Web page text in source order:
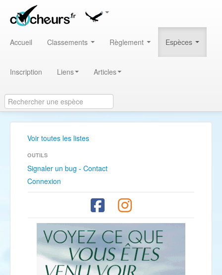
Accueil Classements Règlement Espèces
Inscription Liens Articles
Voir toutes les listes
OUTILS
Signaler un bug - Contact
Connexion